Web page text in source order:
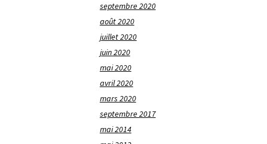
septembre 2020
août 2020
juillet 2020
juin 2020
mai 2020
avril 2020
mars 2020
septembre 2017
mai 2014